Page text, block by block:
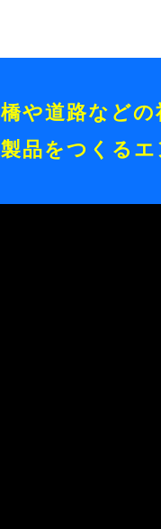
橋や道路など
製品をつくるエ